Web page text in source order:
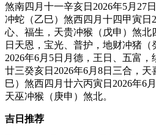
煞南四月十一辛亥日2026年5月27
冲蛇（乙巳）煞西四月十四甲寅日
心、福生，天贵冲猴（戊申）煞北
日天恩，宝光、普护，地财冲猪（
2026年6月5日月德，王日、五富
廿三癸亥日2026年6月8日三合，
巳）煞西四月廿六丙寅日2026年6
天巫冲猴（庚申）煞北。
吉日推荐